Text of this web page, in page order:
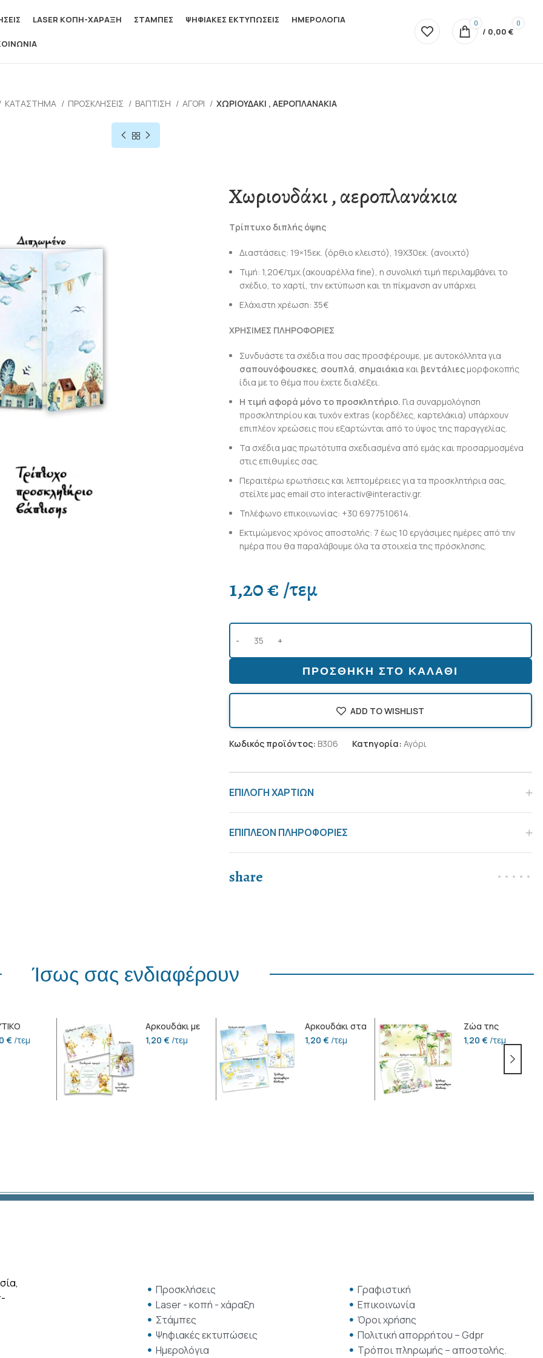
LASER ΚΟΠΗ-ΧΑΡΑΞΗ ΣΤΑΜΠΕΣ ΨΗΦΙΑΚΕΣ ΕΚΤΥΠΩΣΕΙΣ ΗΜΕΡΟΛΟΓΙΑ 0 0
/ 0,00€
ΚΑΤΆΣΤΗΜΑ ΠΡΟΣΚΛΗΣΕΙΣ ΒΆΠΤΙΣΗ ΑΓΌΡΙ ΧΩΡΙΟΥΔΆΚΙ , ΑΕΡΟΠΛΑΝΆΚΙΑ
Χωριουδάκι , αεροπλανάκια
Τρίπτυχο διπλής όψης
Διαστάσεις: 19×15εκ. (όρθιο κλειστό), 19Χ30εκ. (ανοιχτό)
Τιμή: 1,20€/τμχ.(ακουαρέλλα fine), η συνολική τιμή περιλαμβάνει το
σχέδιο, το χαρτί, την εκτύπωση και τη πίκμανση αν υπάρχει
Ελάχιστη χρέωση: 35€
ΧΡΗΣΙΜΕΣ ΠΛΗΡΟΦΟΡΙΕΣ
Συνδυάστε τα σχέδια που σας προσφέρουμε, με αυτοκόλλητα για
σαπουνόφουσκες, σουπλά, σημαιάκια και βεντάλιεςμορφοκοπής
ίδια με το θέμα που έχετε διαλέξει.
Η τιμή αφορά μόνο το προσκλητήριο. Για συναρμολόγηση
προσκλητηρίου και τυχόν extras (κορδέλες, καρτελάκια) υπάρχουν
επιπλέον χρεώσεις που εξαρτώνται από το ύψος της παραγγελίας.
Τα σχέδια μας πρωτότυπα σχεδιασμένα από εμάς και προσαρμοσμένα
στις επιθυμίες σας.
Περαιτέρω ερωτήσεις και λεπτομέρειες για τα προσκλητήρια σας,
στείλτε μας email στο interactiv@interactiv.gr.
Τηλέφωνο επικοινωνίας: +30 6977510614.
Εκτιμώμενος χρόνος αποστολής: 7 έως 10 εργάσιμες ημέρες από την
ημέρα που θα παραλάβουμε όλα τα στοιχεία της πρόσκλησης.
1,20€/τεμ
ΠΡΟΣΘΉΚΗ ΣΤΟ ΚΑΛΆΘΙ
ADD TO WISHLIST
Κωδικός προϊόντος: B306 Κατηγορία: Αγόρι
ΕΠΙΛΟΓΗ ΧΑΡΤΙΩΝ
ΕΠΙΠΛΕΟΝ ΠΛΗΡΟΦΟΡΙΕΣ
share
Ίσως σας ενδιαφέρουν
€ /τεμ
Αρκουδάκι με
λουλούδια
1,20 € /τεμ
Αρκουδάκι στα
αστέρια
1,20 € /τεμ
Ζώα της
ζούγκλας
1,20€ /τεμ
Προσκλήσεις
Laser - κοπή - χάραξη
Στάμπες
Ψηφιακές εκτυπώσεις
Ημερολόγια
Γραφιστική
Επικοινωνία
Όροι χρήσης
Πολιτική απορρήτου – Gdpr
Τρόποι πληρωμής – αποστολής.